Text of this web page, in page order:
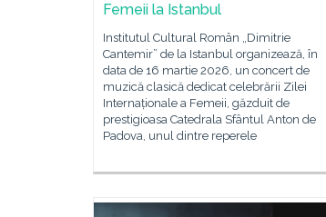
Femeii la Istanbul
Institutul Cultural Român „Dimitrie
Cantemir” de la Istanbul organizează, în
data de 16 martie 2026, un concert de
muzică clasică dedicat celebrării Zilei
Internaționale a Femeii, găzduit de
prestigioasa Catedrala Sfântul Anton de
Padova, unul dintre reperele